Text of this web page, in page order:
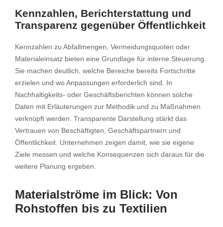
Kennzahlen, Berichterstattung und
Transparenz gegenüber Öffentlichkeit
Kennzahlen zu Abfallmengen, Vermeidungsquoten oder
Materialeinsatz bieten eine Grundlage für interne Steuerung.
Sie machen deutlich, welche Bereiche bereits Fortschritte
erzielen und wo Anpassungen erforderlich sind. In
Nachhaltigkeits- oder Geschäftsberichten können solche
Daten mit Erläuterungen zur Methodik und zu Maßnahmen
verknüpft werden. Transparente Darstellung stärkt das
Vertrauen von Beschäftigten, Geschäftspartnern und
Öffentlichkeit. Unternehmen zeigen damit, wie sie eigene
Ziele messen und welche Konsequenzen sich daraus für die
weitere Planung ergeben.
Materialströme im Blick: Von
Rohstoffen bis zu Textilien